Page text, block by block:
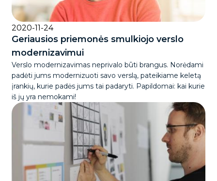
2020-11-24
Geriausios priemonės smulkiojo verslo
modernizavimui
Verslo modernizavimas neprivalo būti brangus. Norėdami
padėti jums modernizuoti savo verslą, pateikiame keletą
įrankių, kurie padės jums tai padaryti. Papildomai: kai kurie
iš jų yra nemokami!